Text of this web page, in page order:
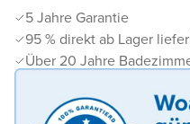
5 Jahre Garantie
95 % direkt ab Lager
Über 20 Jahre